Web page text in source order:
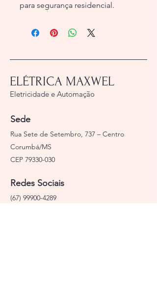
para segurança residencial.
ELÉTRICA MAXWEL
Eletricidade e Automação
Sede
Rua Sete de Setembro, 737 – Centro
Corumbá/MS
CEP 79330-030
Redes Sociais
(67) 99900-4289